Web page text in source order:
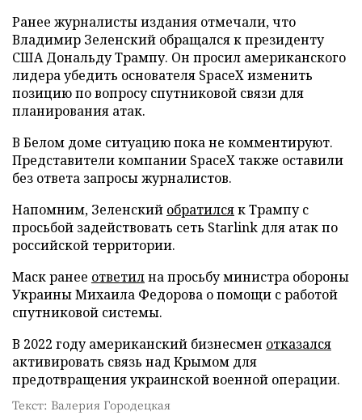
Ранее журналисты издания отмечали, что
Владимир Зеленский обращался к президенту
США Дональду Трампу. Он просил американского
лидера убедить основателя SpaceX изменить
позицию по вопросу спутниковой связи для
планирования атак.
В Белом доме ситуацию пока не комментируют.
Представители компании SpaceX также оставили
без ответа запросы журналистов.
Напомним, Зеленский обратилсяк Трампу с
просьбой задействовать сеть Starlink для атак по
российской территории.
Маск ранее ответилна просьбу министра обороны
Украины Михаила Федорова о помощи с работой
спутниковой системы.
В 2022 году американский бизнесмен отказался
активировать связь над Крымом для
предотвращения украинской военной операции.
Текст: Валерия Городецкая